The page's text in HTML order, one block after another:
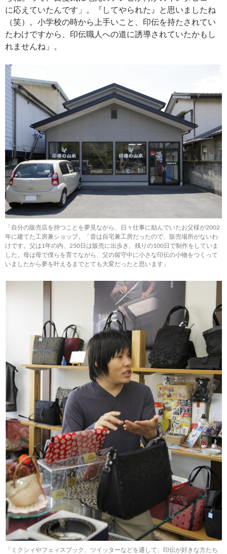
に応えていたんです」。『してやられた』と思いましたね
（笑）。小学校の時から上手いこと、印伝を持たされてい
たわけですから、印伝職人への道に誘導されていたかもし
れませんね」。
「自分の販売店を持つことを夢見ながら、日々仕事に励んでいたお父様が2002
年に建てた工房兼ショップ。「昔は自宅兼工房だったので、販売場所がないわ
けです。父は1年の内、250日は販売に出歩き、残りの100日で制作をしていま
した。母は母で僕らを育てながら、父の留守中に小さな印伝の小物をつくって
いましたから夢を叶えるまでとても大変だったと思います」
「ミクシィやフェィスブック、ツイッターなどを通して、印伝が好きな方たち